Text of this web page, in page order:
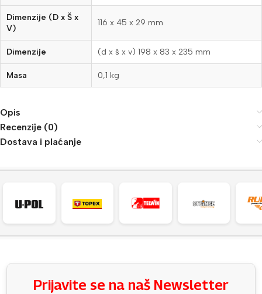
Dimenzije (D x Š x
V)
116 x 45 x 29 mm
Dimenzije (d x š x v) 198 x 83 x 235 mm
Masa 0,1 kg
Opis
Recenzije (0)
Dostava i plaćanje
Prijavite se na naš Newsletter